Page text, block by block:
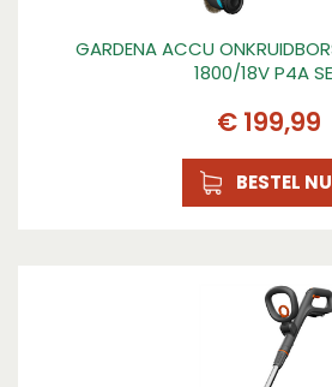
GARDENA ACCU
1800/18V P4A
€ 199,99
BESTEL NU